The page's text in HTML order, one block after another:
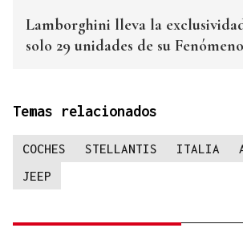
Lamborghini lleva la
solo 29 unidades de su
Temas relacionados
COCHES STELLANTIS ITALIA
JEEP